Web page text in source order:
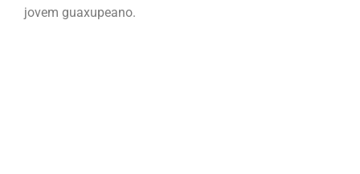
jovem guaxupeano.